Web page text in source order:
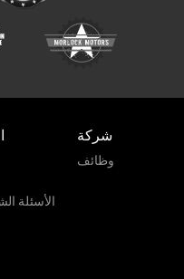
الأسئلة
شركة
وظائف